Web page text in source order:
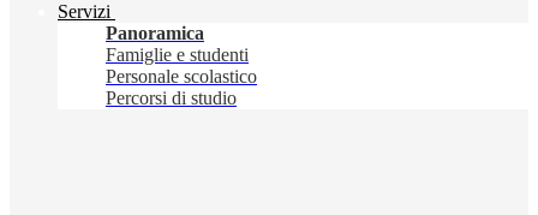
Servizi
Panoramica
Famiglie e studenti
Personale scolastico
Percorsi di studio